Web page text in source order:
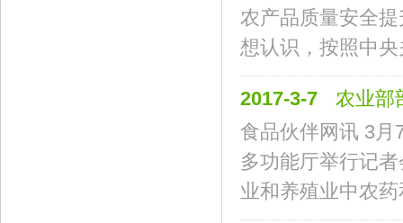
农产品质量安全
想认识，按照中
2017-3-7
农业部
食品伙伴网讯 3
多功能厅举行记
业和养殖业中农